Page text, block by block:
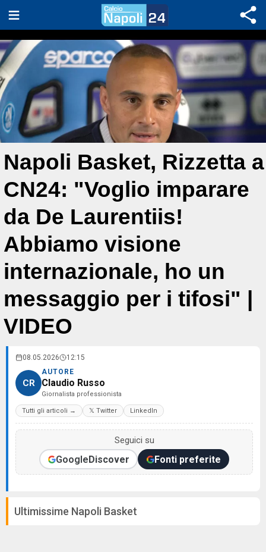
Napoli Basket, Rizzetta a
CN24: "Voglio imparare
da De Laurentiis!
Abbiamo visione
internazionale, ho un
messaggio per i tifosi" |
VIDEO
08.05.2026 12:15
CR
AUTORE
Claudio Russo
Giornalista professionista
Tutti gli articoli → 𝕏 Twitter LinkedIn
Seguici su
GoogleDiscover Fonti preferite
Ultimissime Napoli Basket